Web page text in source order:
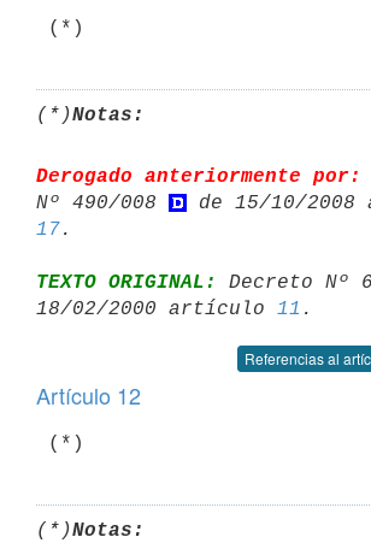
(*)Notas:
Derogado anteriormente por:
Nº 490/008
17
TEXTO ORIGINAL:
Decreto Nº
18/02/2000 artículo 11
Referencias al
Artículo 12
(*)Notas: